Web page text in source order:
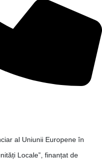
al Uniunii Europene în
Locale”, finanțat de